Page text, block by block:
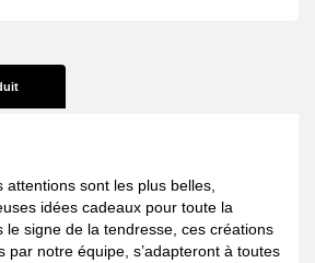
attentions sont les plus belles,
idées cadeaux pour toute la
le signe de la tendresse, ces créations
par notre équipe, s’adapteront à toutes